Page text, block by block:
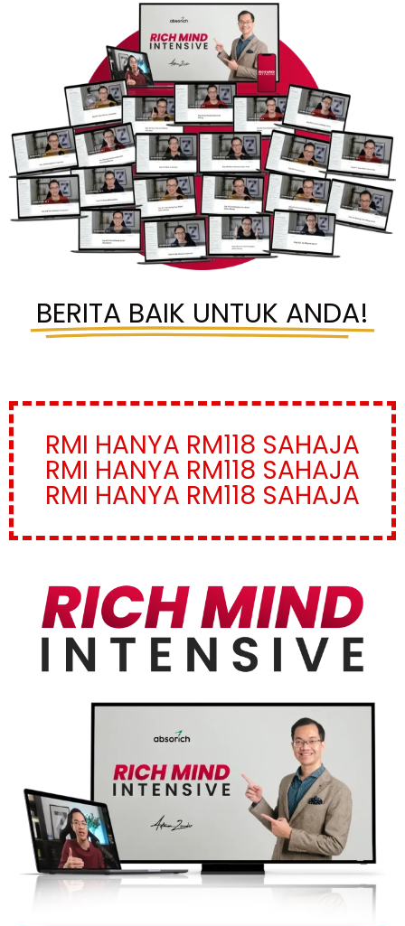
BERITA BAIK UNTUK ANDA!
RMI HANYA RM118 SAHAJA
RMI HANYA RM118 SAHAJA
RMI HANYA RM118 SAHAJA